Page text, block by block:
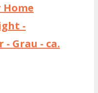
Home
-
Grau - ca.